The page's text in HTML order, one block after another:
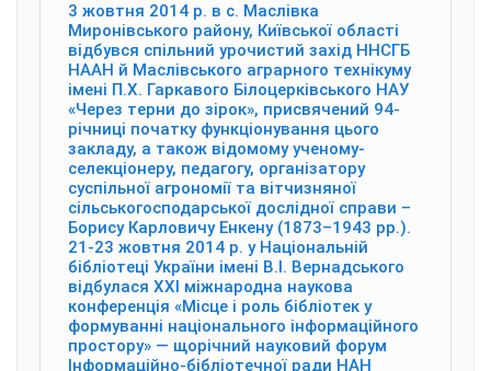
3 жовтня 2014 р. в с. Маслівка
Миронівського району, Київської області
відбувся спільний урочистий захід ННСГБ
НААН й Маслівського аграрного технікуму
імені П.Х. Гаркавого Білоцерківського НАУ
«Через терни до зірок», присвячений 94-
річниці початку функціонування цього
закладу, а також відомому ученому-
селекціонеру, педагогу, організатору
суспільної агрономії та вітчизняної
сільськогосподарської дослідної справи –
Борису Карловичу Енкену (1873–1943 рр.).
21-23 жовтня 2014 р. у Національній
бібліотеці України імені В.І. Вернадського
відбулася ХХІ міжнародна наукова
конференція «Місце і роль бібліотек у
формуванні національного інформаційного
простору» — щорічний науковий форум
Інформаційно-бібліотечної ради НАН